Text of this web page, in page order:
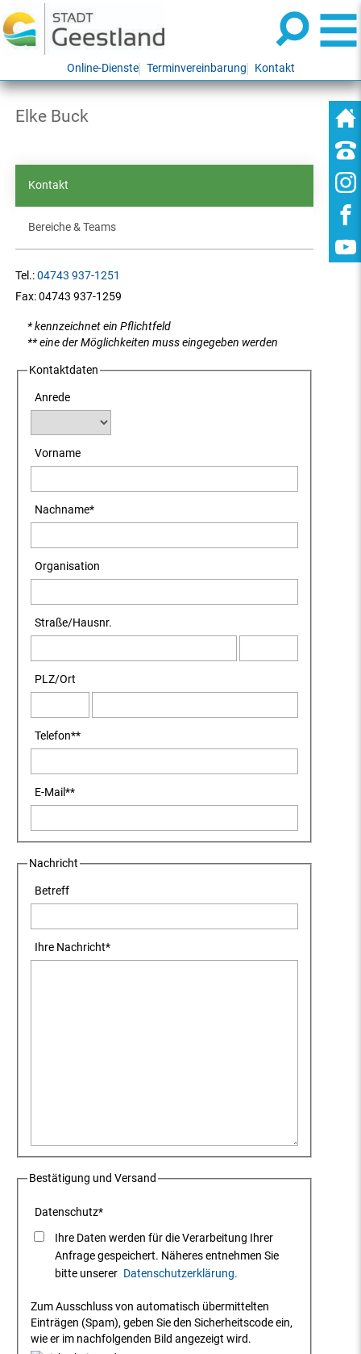
Online-Dienste Terminvereinbarung Kontakt
Elke Buck
Kontakt
Bereiche & Teams
Tel.:04743 937-1251
Fax:04743 937-1259
* kennzeichnet ein Pflichtfeld
** eine der Möglichkeiten muss eingegeben werden
Kontaktdaten
Anrede
Vorname
Nachname*
Organisation
Straße/Hausnr.
PLZ/Ort
Telefon**
E-Mail**
Nachricht
Betreff
Ihre Nachricht*
Bestätigung und Versand
Datenschutz*
Ihre Daten werden für die Verarbeitung Ihrer
Anfrage gespeichert. Näheres entnehmen Sie
bitte unserer Datenschutzerklärung.
Zum Ausschluss von automatisch übermittelten
Einträgen (Spam), geben Sie den Sicherheitscode ein,
wie er im nachfolgenden Bild angezeigt wird.